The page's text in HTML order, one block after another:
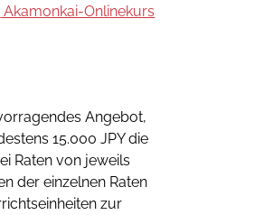
Akamonkai-Onlinekurs
Angebot,
15.000 JPY die
Raten von jeweils
der einzelnen Raten
zur